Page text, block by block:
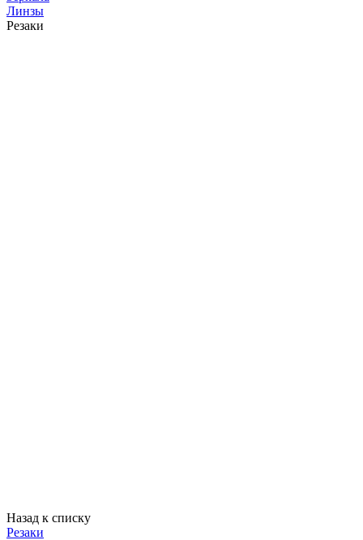
Линзы
Резаки
Назад к списку
Резаки